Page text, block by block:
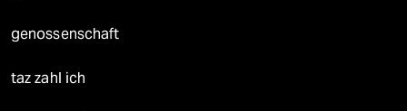
genossenschaft
taz zahl ich